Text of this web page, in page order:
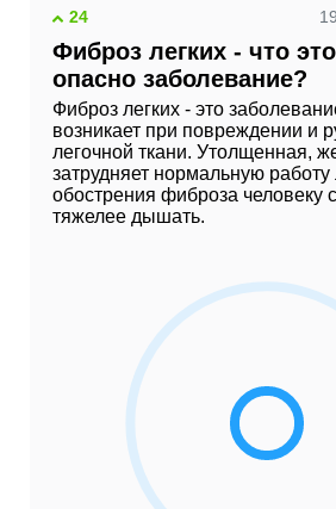
24
Фиброз легких - что
опасно заболевание?
Фиброз легких - это
возникает при повреждении и
легочной ткани. Утолщенная,
затрудняет нормальную
обострения фиброза человеку
тяжелее дышать.